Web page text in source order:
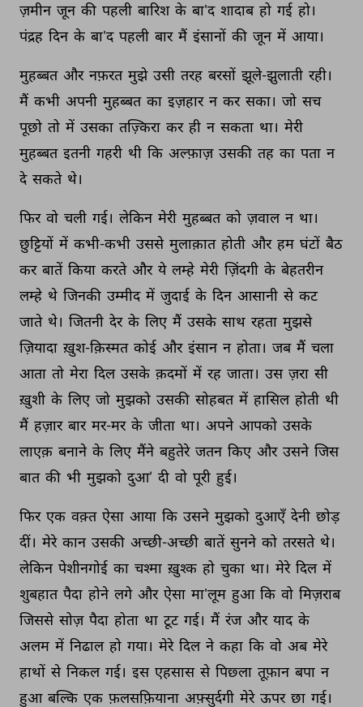
ज़मीन जून की पहली बारिश के बा'द शादाब हो गई हो।
पंद्रह दिन के बा'द पहली बार मैं इंसानों की जून में आया।
मुहब्बत और नफ़रत मुझे उसी तरह बरसों झूले-झुलाती रही।
मैं कभी अपनी मुहब्बत का इज़हार न कर सका। जो सच
पूछो तो में उसका तज़्किरा कर ही न सकता था। मेरी
मुहब्बत इतनी गहरी थी कि अल्फ़ाज़ उसकी तह का पता न
दे सकते थे।
फिर वो चली गई। लेकिन मेरी मुहब्बत को ज़वाल न था।
छुट्टियों में कभी-कभी उससे मुलाक़ात होती और हम घंटों बैठ
कर बातें किया करते और ये लम्हे मेरी ज़िंदगी के बेहतरीन
लम्हे थे जिनकी उम्मीद में जुदाई के दिन आसानी से कट
जाते थे। जितनी देर के लिए मैं उसके साथ रहता मुझसे
ज़ियादा ख़ुश-क़िस्मत कोई और इंसान न होता। जब मैं चला
आता तो मेरा दिल उसके क़दमों में रह जाता। उस ज़रा सी
ख़ुशी के लिए जो मुझको उसकी सोहबत में हासिल होती थी
मैं हज़ार बार मर-मर के जीता था। अपने आपको उसके
लाएक़ बनाने के लिए मैंने बहुतेरे जतन किए और उसने जिस
बात की भी मुझको दुआ’ दी वो पूरी हुई।
फिर एक वक़्त ऐसा आया कि उसने मुझको दुआएँ देनी छोड़
दीं। मेरे कान उसकी अच्छी-अच्छी बातें सुनने को तरसते थे।
लेकिन पेशीनगोई का चश्मा ख़ुश्क हो चुका था। मेरे दिल में
शुबहात पैदा होने लगे और ऐसा मा'लूम हुआ कि वो मिज़राब
जिससे सोज़ पैदा होता था टूट गई। मैं रंज और याद के
अलम में निढाल हो गया। मेरे दिल ने कहा कि वो अब मेरे
हाथों से निकल गई। इस एहसास से पिछ्ला तूफ़ान बपा न
हुआ बल्कि एक फ़लसफ़ियाना अफ़्सुर्दगी मेरे ऊपर छा गई।